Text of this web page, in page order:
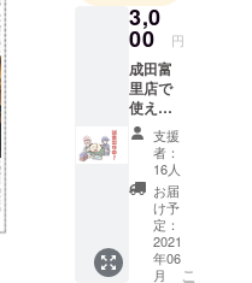
3,0
00 円
成田富
里店で
使える
チケッ
トで
す！
1000円
ボド
ゲーン
チケッ
ト×3
支援
者：
16人
お届
け予
定：
2021
年06
月
こ